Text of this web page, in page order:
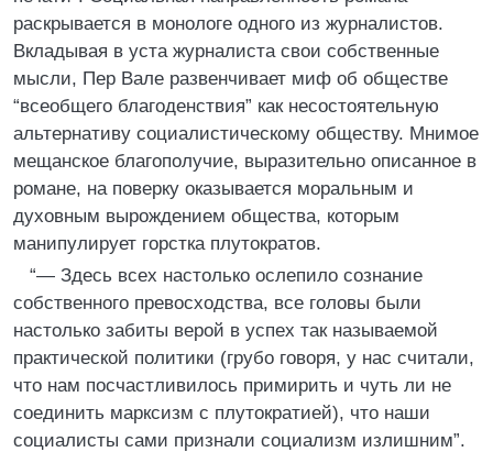
раскрывается в монологе одного из журналистов.
Вкладывая в уста журналиста свои собственные
мысли, Пер Вале развенчивает миф об обществе
“всеобщего благоденствия” как несостоятельную
альтернативу социалистическому обществу. Мнимое
мещанское благополучие, выразительно описанное в
романе, на поверку оказывается моральным и
духовным вырождением общества, которым
манипулирует горстка плутократов.
“— Здесь всех настолько ослепило сознание
собственного превосходства, все головы были
настолько забиты верой в успех так называемой
практической политики (грубо говоря, у нас считали,
что нам посчастливилось примирить и чуть ли не
соединить марксизм с плутократией), что наши
социалисты сами признали социализм излишним”.